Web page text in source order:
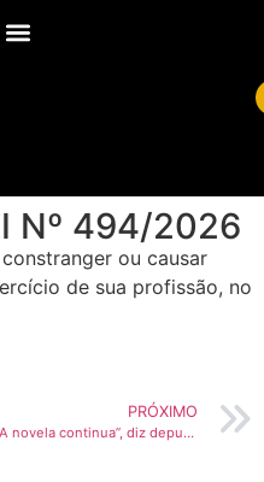
Nº 494/2026
ou causar
de sua profissão, no
PRÓXIMO
“A novela continua”, diz deputado Delegado Xerifão após pedido de vistas na CCJ sobre cassação de Renato Freitas